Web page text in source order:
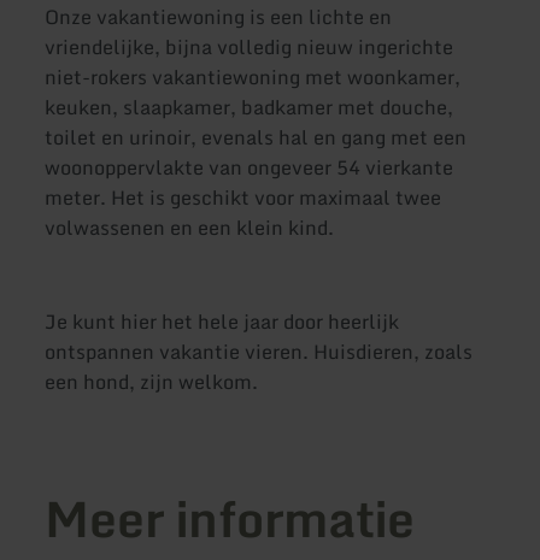
Onze vakantiewoning is een lichte en
vriendelijke, bijna volledig nieuw ingerichte
niet-rokers vakantiewoning met woonkamer,
keuken, slaapkamer, badkamer met douche,
toilet en urinoir, evenals hal en gang met een
woonoppervlakte van ongeveer 54 vierkante
meter. Het is geschikt voor maximaal twee
volwassenen en een klein kind.
Je kunt hier het hele jaar door heerlijk
ontspannen vakantie vieren. Huisdieren, zoals
een hond, zijn welkom.
Meer informatie